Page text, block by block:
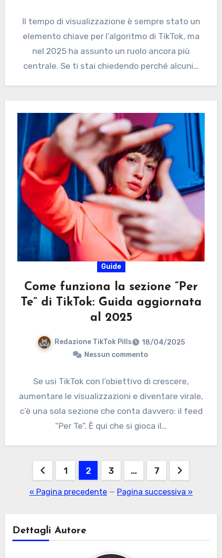
Il tempo di visualizzazione è sempre stato un
elemento chiave per l’algoritmo di TikTok, ma
nel 2025 ha assunto un ruolo ancora più
centrale. Se ti stai chiedendo perché alcuni…
Guide
Come funziona la sezione “Per
Te” di TikTok: Guida aggiornata
al 2025
Redazione TikTok Pills
18/04/2025
Nessun commento
Se usi TikTok con l’obiettivo di crescere,
aumentare le visualizzazioni e diventare virale,
c’è una sola sezione che conta davvero: il feed
“Per Te”. È qui che si gioca il…
Paginazione
degli
1 2 3 … 7
« Pagina precedente — Pagina successiva »
Dettagli Autore